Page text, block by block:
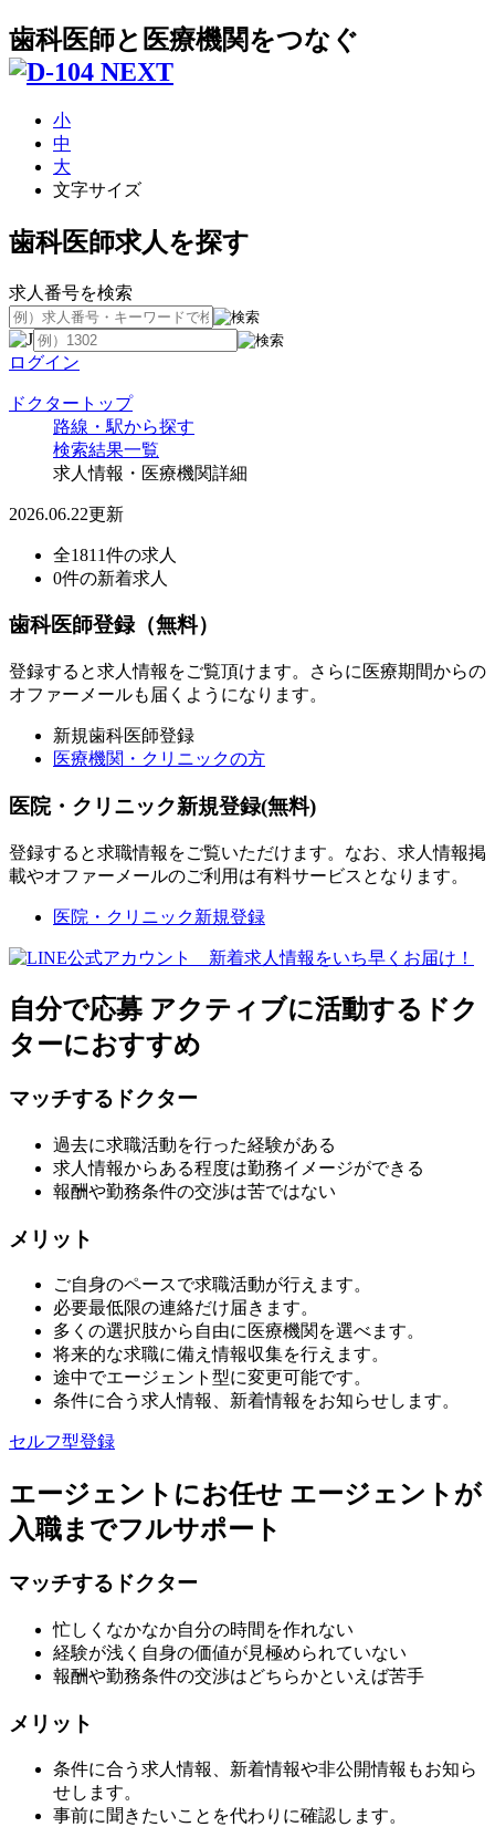
歯科医師と医療機関をつなぐ
小
中
大
文字サイズ
歯科医師求人を探す
求人番号を検索
ログイン
ドクタートップ
路線・駅から探す
検索結果一覧
求人情報・医療機関詳細
2026.06.22更新
全1811件の求人
0件の新着求人
歯科医師登録（無料）
登録すると求人情報をご覧頂けます。さらに医療期間からの
オファーメールも届くようになります。
新規歯科医師登録
医療機関・クリニックの方
医院・クリニック新規登録(無料)
登録すると求職情報をご覧いただけます。なお、求人情報掲
載やオファーメールのご利用は有料サービスとなります。
医院・クリニック新規登録
自分で応募 アクティブに活動するドク
ターにおすすめ
マッチするドクター
過去に求職活動を行った経験がある
求人情報からある程度は勤務イメージができる
報酬や勤務条件の交渉は苦ではない
メリット
ご自身のペースで求職活動が行えます。
必要最低限の連絡だけ届きます。
多くの選択肢から自由に医療機関を選べます。
将来的な求職に備え情報収集を行えます。
途中でエージェント型に変更可能です。
条件に合う求人情報、新着情報をお知らせします。
セルフ型登録
エージェントにお任せ エージェントが
入職までフルサポート
マッチするドクター
忙しくなかなか自分の時間を作れない
経験が浅く自身の価値が見極められていない
報酬や勤務条件の交渉はどちらかといえば苦手
メリット
条件に合う求人情報、新着情報や非公開情報もお知ら
せします。
事前に聞きたいことを代わりに確認します。